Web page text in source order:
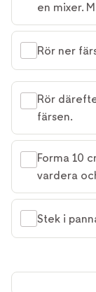
en mixer.
Rör ner
Rör
färsen.
Forma 10
vardera
Stek i